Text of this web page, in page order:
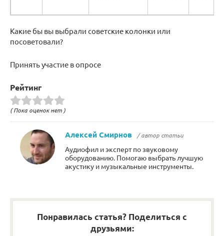
Какие бы вы выбрали советские колонки или
посоветовали?
Принять участие в опросе
Рейтинг
( Пока оценок нет )
Алексей Смирнов / автор статьи
Аудиофил и эксперт по звуковому
оборудованию. Помогаю выбрать лучшую
акустику и музыкальные инструменты.
Понравилась статья? Поделиться с
друзьями: